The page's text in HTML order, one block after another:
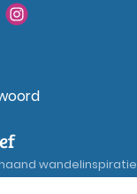
wandelinspiratie